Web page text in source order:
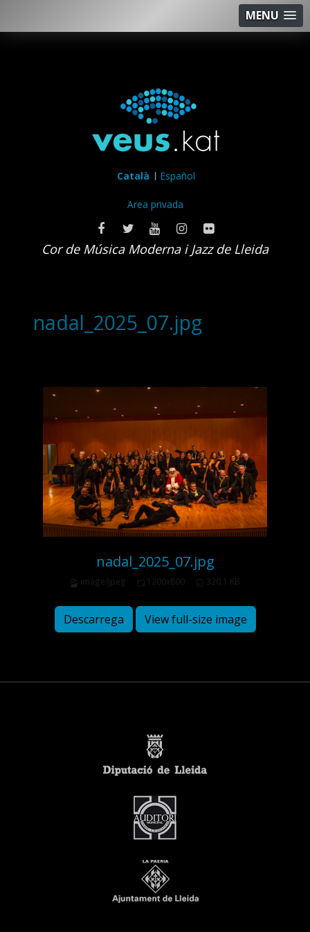
MENU
Català Español
Area privada
Cor de Música Moderna i Jazz de Lleida
nadal_2025_07.jpg
nadal_2025_07.jpg
image/jpeg 1200x800 320.1 KB
Descarrega View full-size image